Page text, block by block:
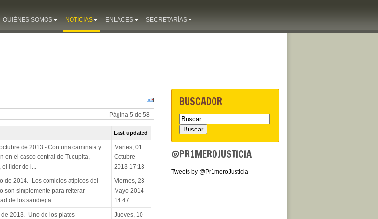
QUIÉNES SOMOS NOTICIAS ENLACES SECRETARÍAS
Página 5 de 58
Last updated
de 2013.- Con una caminata y
en el casco central de Tucupita,
el líder de l...
Martes, 01
Octubre
2013 17:13
de 2014.- Los comicios atípicos del
son simplemente para reiterar
de los sandiega...
Viernes, 23
Mayo 2014
14:47
2013.- Uno de los platos
Jueves, 10
BUSCADOR
@PR1MEROJUSTICIA
Tweets by @Pr1meroJusticia